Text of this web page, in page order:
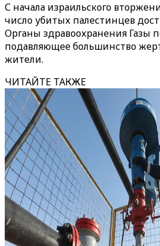
С начала израильского
число убитых палестинцев
Органы здравоохранения Газы
подавляющее большинство
жители.
ЧИТАЙТЕ ТАКЖЕ